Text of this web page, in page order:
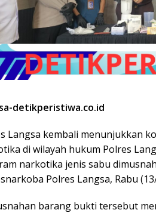
detikperistiwa.co.id
Langsa kembali menunjukkan
di wilayah hukum Polres
narkotika jenis sabu
Polres Langsa, Rabu
barang bukti tersebut